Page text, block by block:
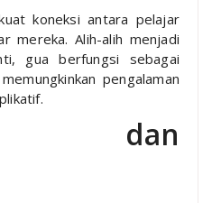
koneksi antara pelajar
mereka. Alih-alih menjadi
gua berfungsi sebagai
pengalaman
dan